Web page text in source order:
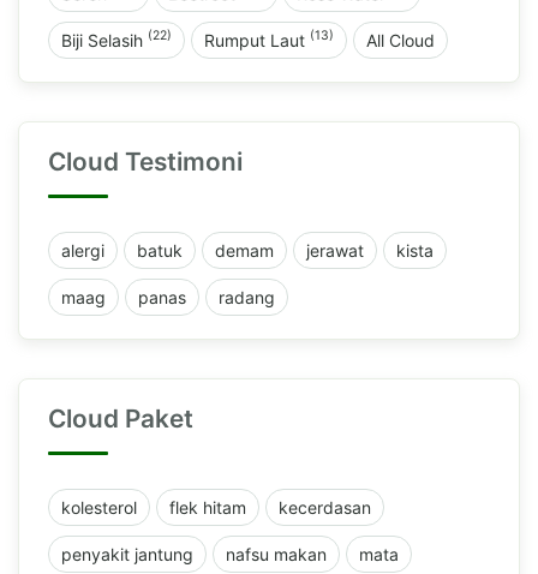
Biji Selasih (22) Rumput Laut (13) All Cloud
Cloud Testimoni
alergi batuk demam jerawat kista
maag panas radang
Cloud Paket
kolesterol flek hitam kecerdasan
penyakit jantung nafsu makan mata